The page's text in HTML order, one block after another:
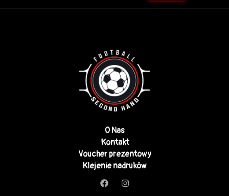
O Nas
Kontakt
Voucher prezentowy
Klejenie nadruków